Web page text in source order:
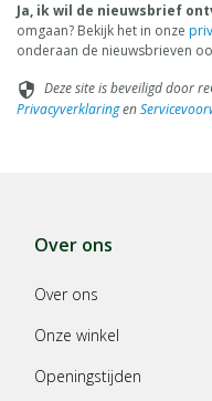
Ja, ik wil de nieuwsbrief
omgaan? Bekijk het in onze
onderaan de nieuwsbrieven
security Deze site is beveiligd door
Privacyverklaringen
Over ons
Over ons
Onze winkel
Openingstijden